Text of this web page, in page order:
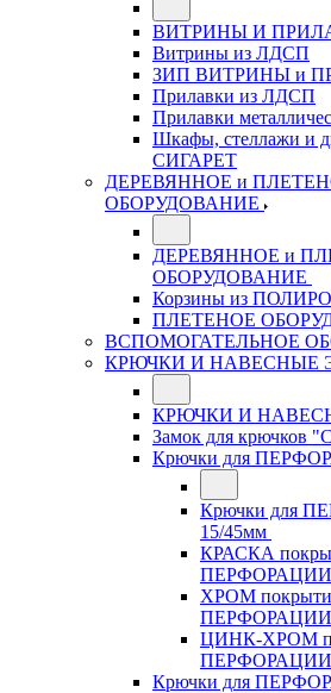
ВИТРИНЫ И
Витрины из ЛДСП
ЗИП ВИТРИНЫ и
Прилавки из ЛДСП
Прилавки
Шкафы, стеллажи и
СИГАРЕТ
ДЕРЕВЯННОЕ и
ОБОРУДОВАНИЕ
ДЕРЕВЯННОЕ и
ОБОРУДОВАНИЕ
Корзины из
ПЛЕТЕНОЕ
ВСПОМОГАТЕЛЬНОЕ
КРЮЧКИ И НАВЕСНЫЕ
КРЮЧКИ И
Замок для
Крючки для
Крючки для
15/45мм
КРАСКА
ПЕРФОРАЦИИ
ХРОМ
ПЕРФОРАЦИИ
ЦИНК-ХРОМ
ПЕРФОРАЦИИ
Крючки для